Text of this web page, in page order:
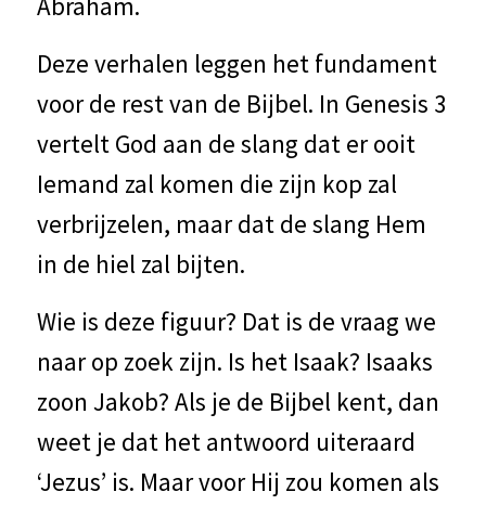
Deze verhalen leggen het fundament
voor de rest van de Bijbel. In Genesis 3
vertelt God aan de slang dat er ooit
Iemand zal komen die zijn kop zal
verbrijzelen, maar dat de slang Hem
in de hiel zal bijten.
Wie is deze figuur? Dat is de vraag we
naar op zoek zijn. Is het Isaak? Isaaks
zoon Jakob? Als je de Bijbel kent, dan
weet je dat het antwoord uiteraard
‘Jezus’ is. Maar voor Hij zou komen als